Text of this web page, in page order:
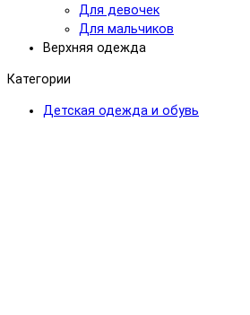
Для девочек
Для мальчиков
Верхняя одежда
Категории
Детская одежда и обувь